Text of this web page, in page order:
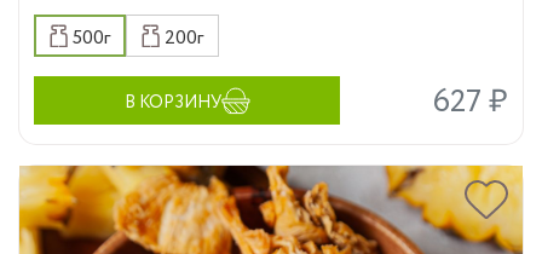
500г 200г
В КОРЗИНУ 627 ₽